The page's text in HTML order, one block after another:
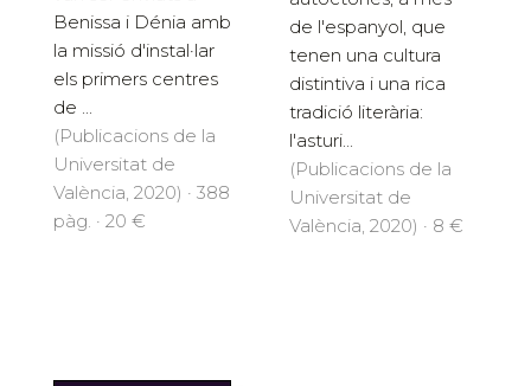
Benissa i Dénia amb
la missió d'instal·lar
els primers centres
de ...
(Publicacions de la
Universitat de
València, 2020) · 388
pàg. · 20 €
de l'espanyol, que
tenen una cultura
distintiva i una rica
tradició literària:
l'asturi...
(Publicacions de la
Universitat de
València, 2020) · 8 €